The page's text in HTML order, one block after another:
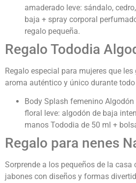
amaderado leve: sándalo,
baja + spray corporal
regalo pequeña.
Regalo Tododia
Regalo especial para mujeres que
aroma auténtico y único durante
Body Splash femenino
floral leve: algodón de baja
manos Tododia de 50 ml +
Regalo para nenes
Sorprende a los pequeños de la
jabones con diseños y formas